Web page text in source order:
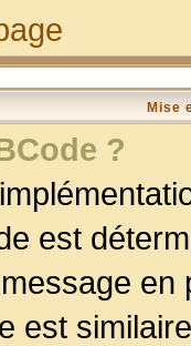
Mise
?
est
est